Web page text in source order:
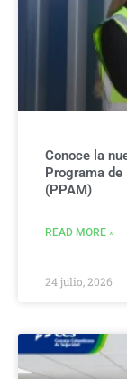
Conoce la
Programa
(PPAM)
READ MORE »
24 julio, 2026